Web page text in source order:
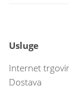
Usluge
Internet
Dostava